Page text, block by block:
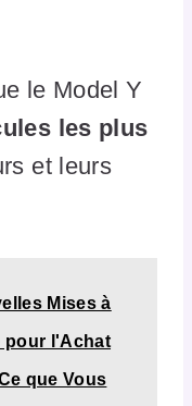
le Model Y
les plus
et leurs
Mises à
pour l'Achat
que Vous